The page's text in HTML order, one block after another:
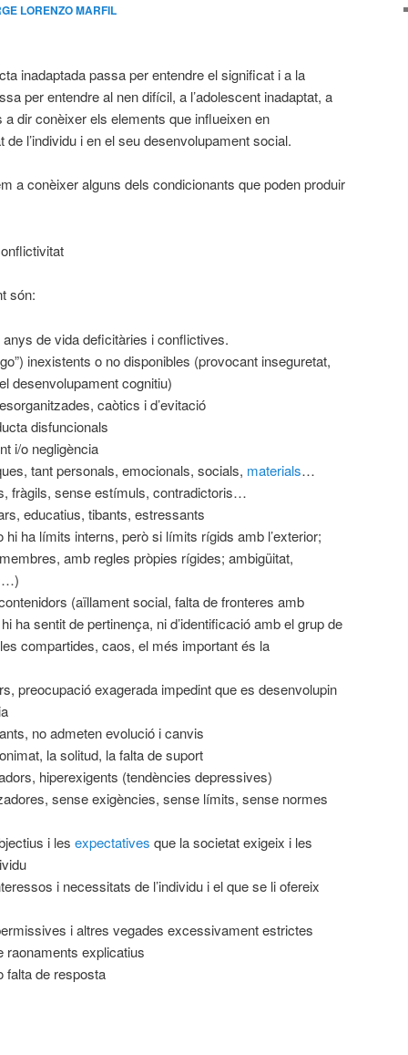
LORENZO MARFIL
inadaptada passa per entendre el significat i a la
per entendre al nen difícil, a l’adolescent inadaptat, a
dir conèixer els elements que influeixen en
de l’individu i en el seu desenvolupament social.
a conèixer alguns dels condicionants que poden produir
són:
de vida deficitàries i conflictives.
inexistents o no disponibles (provocant inseguretat,
desenvolupament cognitiu)
caòtics i d’evitació
disfuncionals
i/o negligència
tant personals, emocionals, socials, materials…
fràgils, sense estímuls, contradictoris…
educatius, tibants, estressants
ha límits interns, però si límits rígids amb l’exterior;
amb regles pròpies rígides; ambigüitat,
(aïllament social, falta de fronteres amb
ha sentit de pertinença, ni d’identificació amb el grup de
compartides, caos, el més important és la
preocupació exagerada impedint que es desenvolupin
no admeten evolució i canvis
la solitud, la falta de suport
hiperexigents (tendències depressives)
sense exigències, sense límits, sense normes
i les expectatives que la societat exigeix i les
i necessitats de l’individu i el que se li ofereix
i altres vegades excessivament estrictes
raonaments explicatius
falta de resposta